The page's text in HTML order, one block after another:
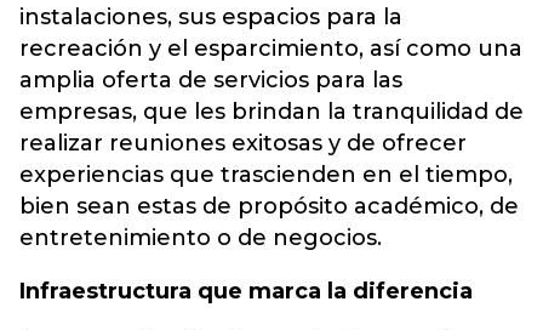
instalaciones, sus espacios para la
recreación y el esparcimiento, así como una
amplia oferta de servicios para las
empresas, que les brindan la tranquilidad de
realizar reuniones exitosas y de ofrecer
experiencias que trascienden en el tiempo,
bien sean estas de propósito académico, de
entretenimiento o de negocios.
Infraestructura que marca la diferencia